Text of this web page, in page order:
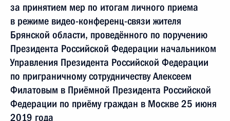
за принятием мер по итогам личного приема
в режиме видео-конференц-связи жителя
Брянской области, проведённого по поручению
Президента Российской Федерации начальником
Управления Президента Российской Федерации
по приграничному сотрудничеству Алексеем
Филатовым в Приёмной Президента Российской
Федерации по приёму граждан в Москве 25 июня
2019 года